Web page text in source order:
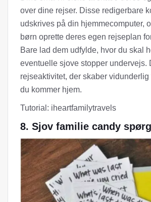
over dine rejser. Disse redigerbare
udskrives på din hjemmecomputer,
børn oprette deres egen rejseplan
Bare lad dem udfylde, hvor du skal
eventuelle sjove stopper undervejs.
rejseaktivitet, der skaber
du kommer hjem.
Tutorial: iheartfamilytravels
8. Sjov familie candy